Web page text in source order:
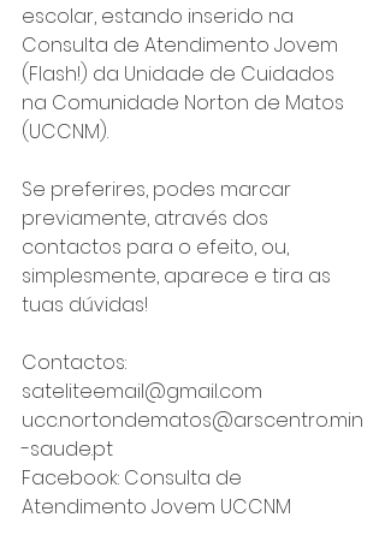
escolar, estando inserido na
Consulta de Atendimento Jovem
(Flash!) da Unidade de Cuidados
na Comunidade Norton de Matos
(UCCNM).
Se preferires, podes marcar
previamente, através dos
contactos para o efeito, ou,
simplesmente, aparece e tira as
tuas dúvidas!
Contactos:
sateliteemail@gmail.com
ucc.nortondematos@arscentro.min
-saude.pt
Facebook: Consulta de
Atendimento Jovem UCCNM